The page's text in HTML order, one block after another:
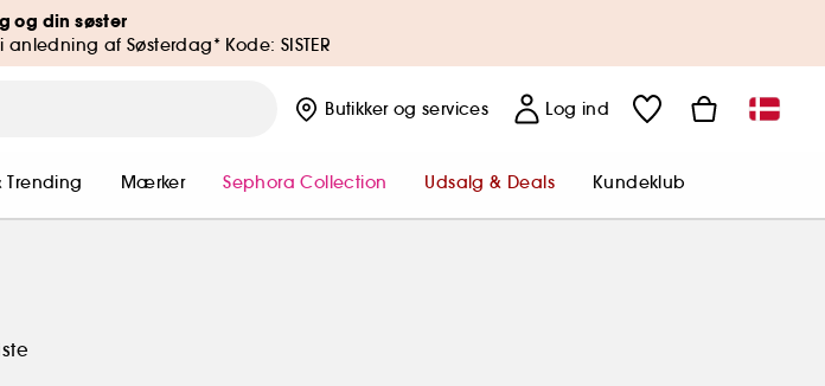
og din søster
af Søsterdag* Kode: SISTER
Butikker og services Log ind
Trending Mærker Sephora Collection Udsalg & Deals Kundeklub